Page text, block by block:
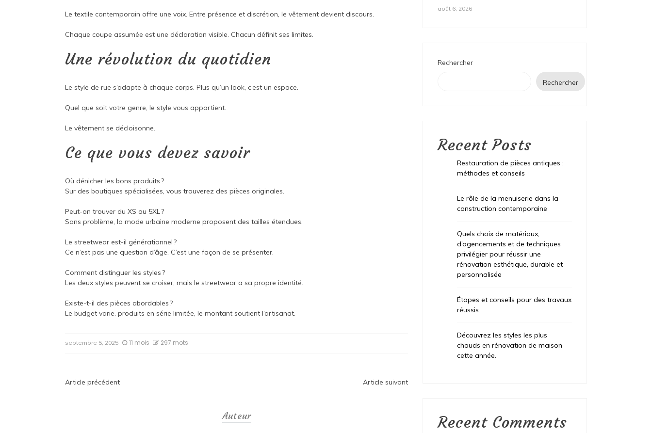
Le textile contemporain offre une voix. Entre présence et discrétion, le vêtement devient discours.
Chaque coupe assumée est une déclaration visible. Chacun définit ses limites.
Une révolution du quotidien
Le style de rue s’adapte à chaque corps. Plus qu’un look, c’est un espace.
Quel que soit votre genre, le style vous appartient.
Le vêtement se décloisonne.
Ce que vous devez savoir
Où dénicher les bons produits ?
Sur des boutiques spécialisées, vous trouverez des pièces originales.
Peut-on trouver du XS au 5XL ?
Sans problème, la mode urbaine moderne proposent des tailles étendues.
Le streetwear est-il générationnel ?
Ce n’est pas une question d’âge. C’est une façon de se présenter.
Comment distinguer les styles ?
Les deux styles peuvent se croiser, mais le streetwear a sa propre identité.
Existe-t-il des pièces abordables ?
Le budget varie. produits en série limitée, le montant soutient l’artisanat.
septembre 5, 2025 11 mois 297 mots
Navigation
Article précédent Article suivant
Auteur
août 6, 2026
Rechercher
Rechercher
Recent Posts
Restauration de pièces antiques :
méthodes et conseils
Le rôle de la menuiserie dans la
construction contemporaine
Quels choix de matériaux,
d’agencements et de techniques
privilégier pour réussir une
rénovation esthétique, durable et
personnalisée
Étapes et conseils pour des travaux
réussis.
Découvrez les styles les plus
chauds en rénovation de maison
cette année.
Recent Comments